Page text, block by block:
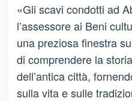
«Gli scavi condotti ad
l’assessore ai Beni
una preziosa finestra
di comprendere la
dell’antica città,
sulla vita e sulle